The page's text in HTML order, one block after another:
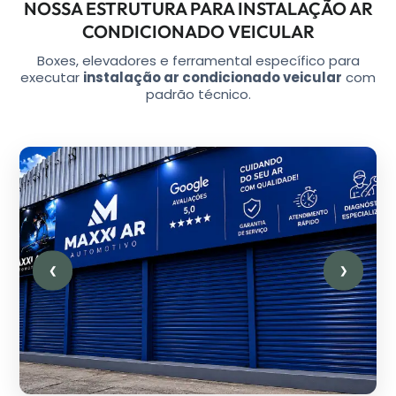
NOSSA ESTRUTURA PARA INSTALAÇÃO AR
CONDICIONADO VEICULAR
Boxes, elevadores e ferramental específico para
executar instalação ar condicionado veicular com
padrão técnico.
❮ ❯